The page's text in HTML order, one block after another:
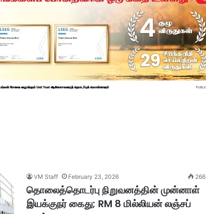
VM Staff February 23, 2026 266
தொலைத்தொடர்பு நிறுவனத்தின் முன்னாள்
இயக்குநர் கைது; RM 8 மில்லியன் லஞ்சப்